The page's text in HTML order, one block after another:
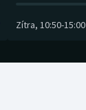
Zítra, 10:50-15:00